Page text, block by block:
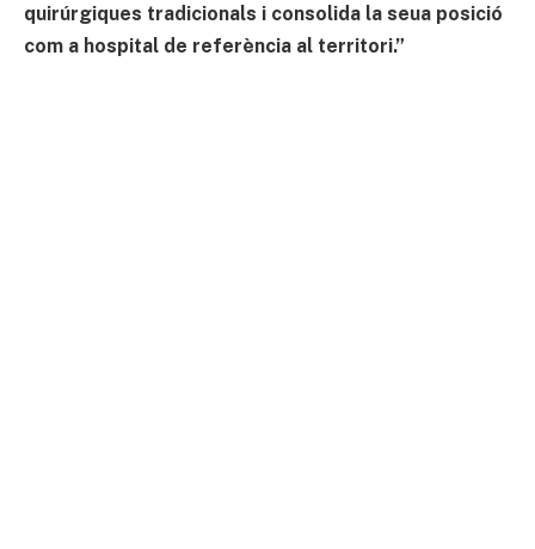
quirúrgiques tradicionals i consolida la seua posició
com a hospital de referència al territori.”